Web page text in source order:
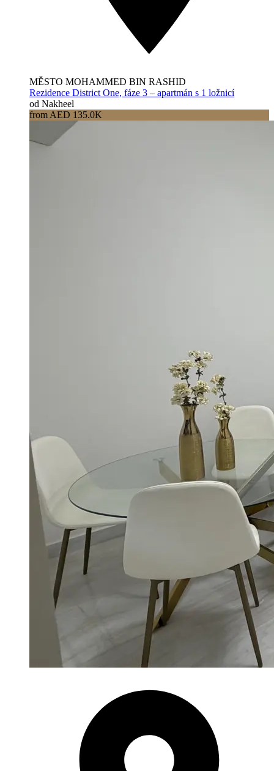
MĚSTO MOHAMMED BIN RASHID
Rezidence District One, fáze 3 – apartmán s 1 ložnicí
od Nakheel
from AED 135.0K